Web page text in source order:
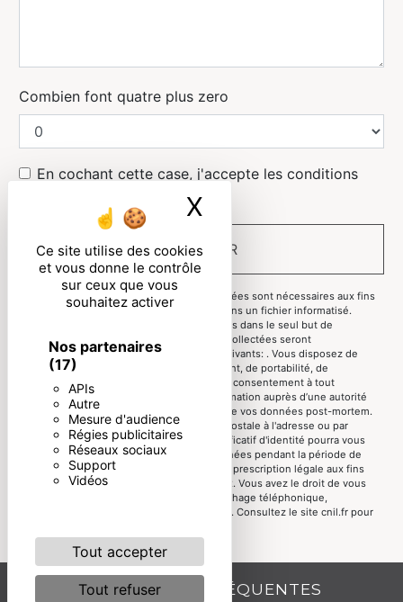
Ce site utilise des cookies
et vous donne le contrôle
sur ceux que vous
souhaitez activer
Nos partenaires
(17)
APIs
Autre
Mesure d'audience
Régies publicitaires
Réseaux sociaux
Support
Vidéos
Tout accepter
Tout refuser
X
Combien font quatre plus zero
En cochant cette case, j'accepte les conditions
particulières ci-dessous **
ENVOYER
** Les données personnelles communiquées sont nécessaires aux fins
de vous contacter et sont enregistrées dans un fichier informatisé.
Elles sont destinées à et ses sous-traitants dans le seul but de
répondre à votre message. Les données collectées seront
communiquées aux seuls destinataires suivants: . Vous disposez de
droits d’accès, de rectification, d’effacement, de portabilité, de
limitation, d’opposition, de retrait de votre consentement à tout
moment et du droit d’introduire une réclamation auprès d’une autorité
de contrôle, ainsi que d’organiser le sort de vos données post-mortem.
Vous pouvez exercer ces droits par voie postale à l'adresse ou par
courrier électronique à l'adresse . Un justificatif d'identité pourra vous
être demandé. Nous conservons vos données pendant la période de
prise de contact puis pendant la durée de prescription légale aux fins
probatoires et de gestion des contentieux. Vous avez le droit de vous
inscrire sur la liste d'opposition au démarchage téléphonique,
. Consultez le site cnil.fr pour
RECHERCHES FRÉQUENTES